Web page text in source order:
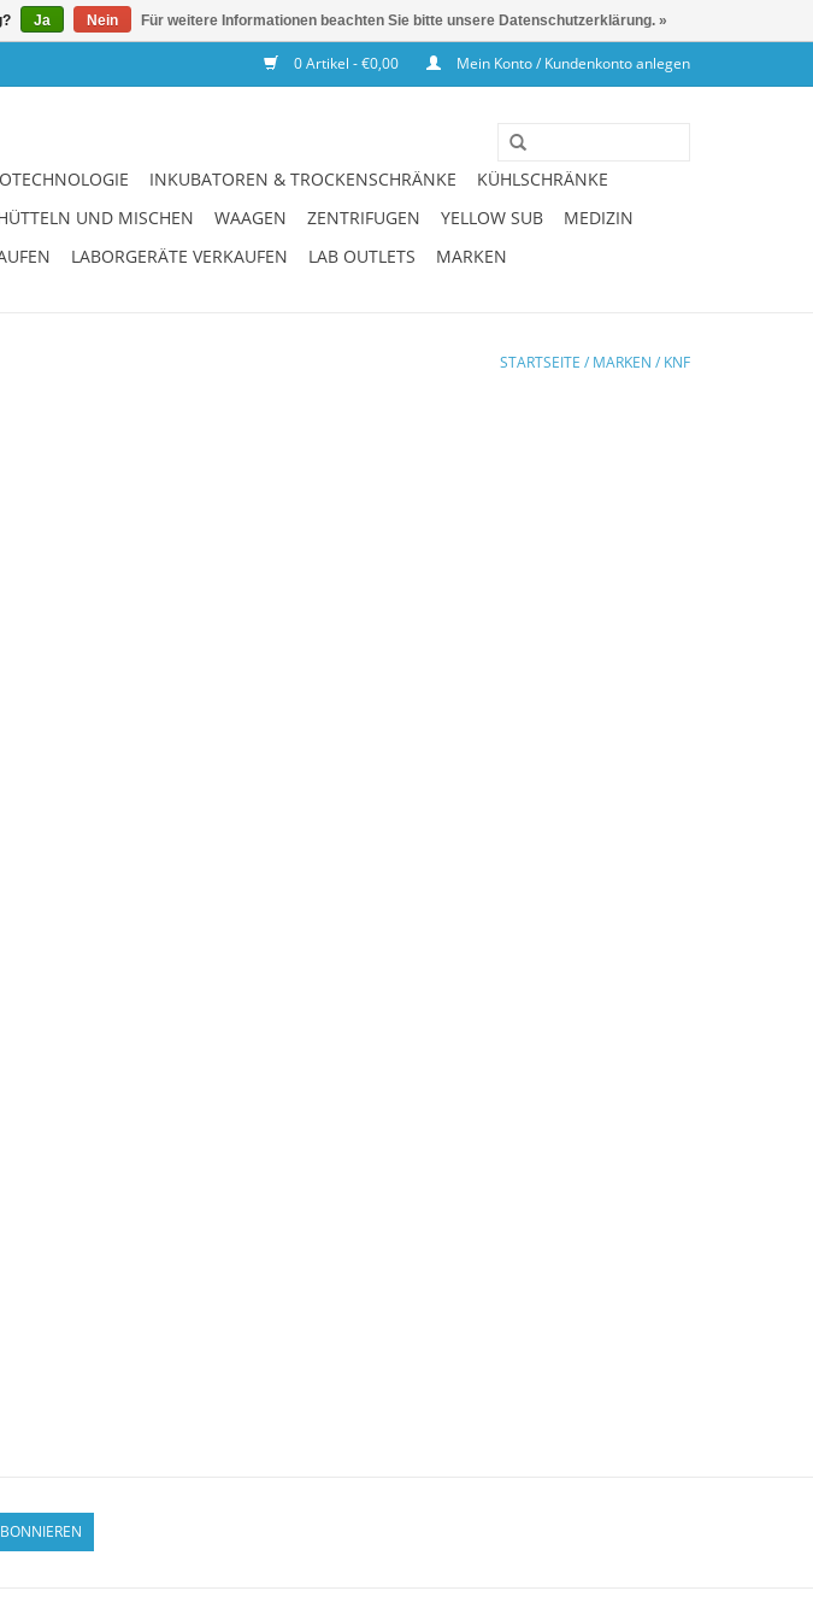
0 Artikel - €0,00 Mein Konto / Kundenkonto anlegen
INKUBATOREN & TROCKENSCHRÄNKE
KÜHLSCHRÄNKE
UND MISCHEN WAAGEN ZENTRIFUGEN YELLOW SUB
MEDIZIN
LABORGERÄTE VERKAUFEN LAB OUTLETS MARKEN
STARTSEITE / MARKEN / KNF
Ja Nein Für weitere Informationen beachten Sie bitte unsere Datenschutzerklärung. »